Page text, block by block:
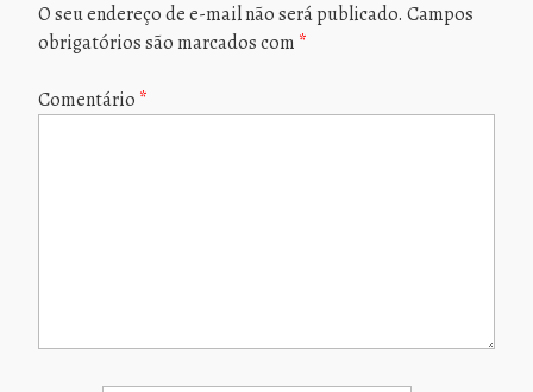
O seu endereço de e-mail não será publicado. Campos
obrigatórios são marcados com *
Comentário *